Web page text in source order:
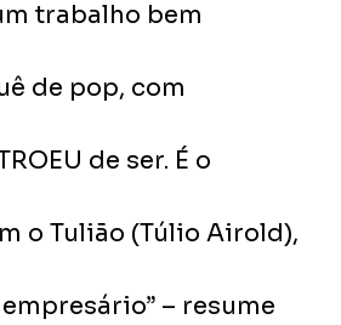
trabalho bem
de pop, com
de ser. É o
o Tulião (Túlio Airold),
– resume